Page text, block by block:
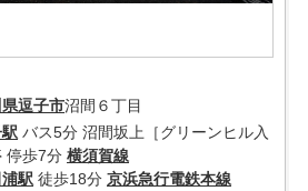
逗子市沼間６丁目
バス5分 沼間坂上［グリーンヒル入
停歩7分 横須賀線
駅 徒歩18分 京浜急行電鉄本線